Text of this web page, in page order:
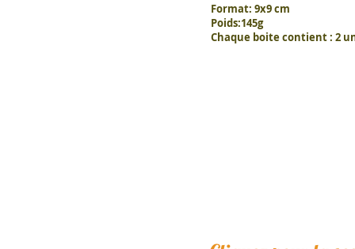
Format: 9x9 cm
Poids:145g
Chaque boite contient : 2